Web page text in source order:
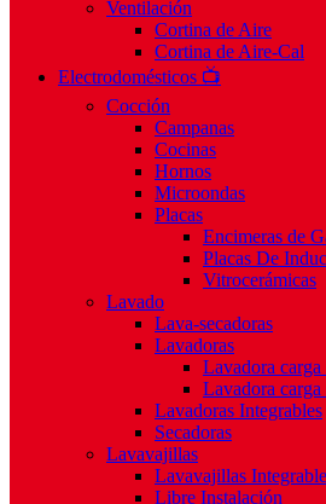
Ventilación
Cortina de Aire
Cortina de Aire-Cal
Electrodomésticos 📺
Cocción
Campanas
Cocinas
Hornos
Microondas
Placas
Encimeras de
Placas De
Vitrocerámicas
Lavado
Lava-secadoras
Lavadoras
Lavadora
Lavadora carga
Lavadoras Integrables
Secadoras
Lavavajillas
Lavavajillas
Libre Instalación